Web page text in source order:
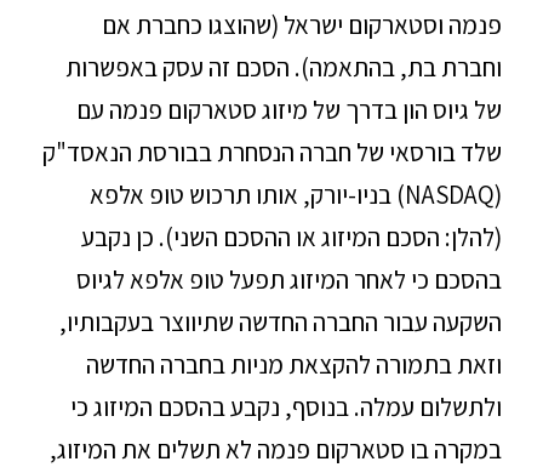
פנמה וסטארקום ישראל (שהוצגו כחברת אם
וחברת בת, בהתאמה). הסכם זה עסק באפשרות
של גיוס הון בדרך של מיזוג סטארקום פנמה עם
שלד בורסאי של חברה הנסחרת בבורסת הנאסד"ק
(NASDAQ) בניו-יורק, אותו תרכוש טופ אלפא
(להלן: הסכם המיזוג או ההסכם השני). כן נקבע
בהסכם כי לאחר המיזוג תפעל טופ אלפא לגיוס
השקעה עבור החברה החדשה שתיווצר בעקבותיו,
וזאת בתמורה להקצאת מניות בחברה החדשה
ולתשלום עמלה. בנוסף, נקבע בהסכם המיזוג כי
במקרה בו סטארקום פנמה לא תשלים את המיזוג,